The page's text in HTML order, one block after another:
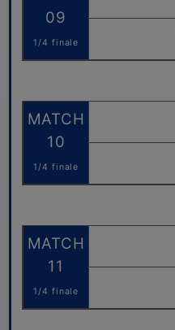
09
1/4 finale
MATCH
10
1/4 finale
MATCH
11
1/4 finale